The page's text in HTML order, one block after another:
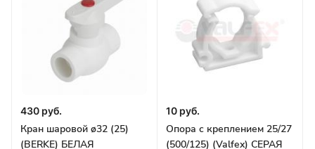
430 руб.
Кран шаровой ø32 (25)
(BERKE) БЕЛАЯ
10 руб.
Опора с креплением 25/27
(500/125) (Valfex) СЕРАЯ